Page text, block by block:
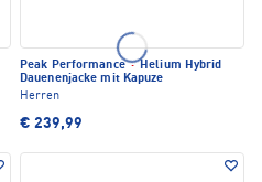
Peak Performance·Helium Hybrid
Dauenenjacke mit Kapuze
Herren
€ 239,99